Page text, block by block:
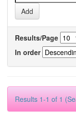
Results/Page
In order
Results 1-1 of 1